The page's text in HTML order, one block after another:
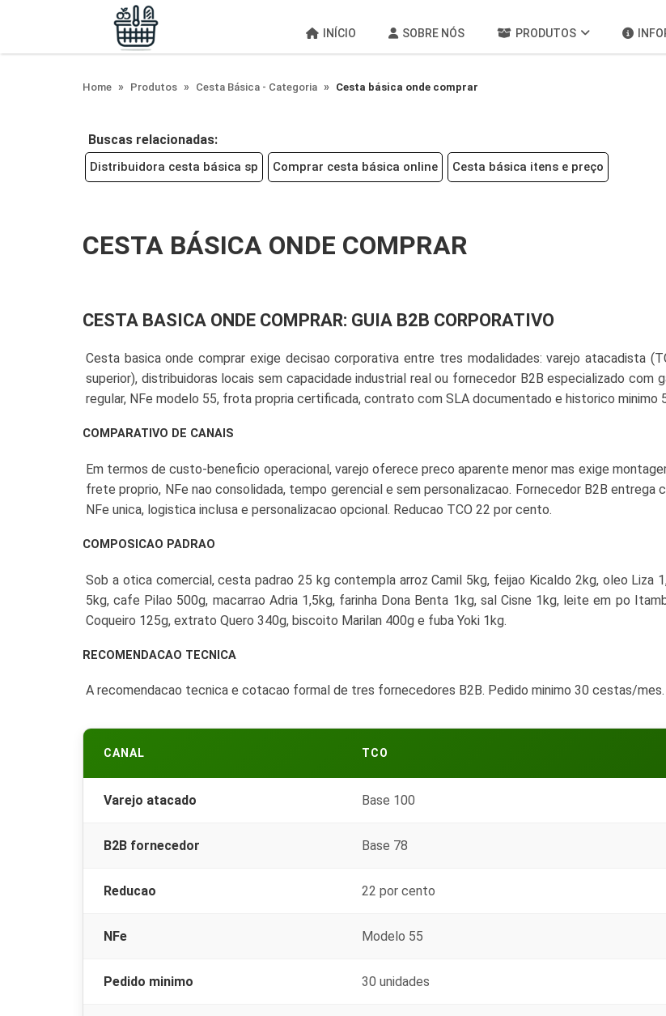
INÍCIO SOBRE NÓS PRODUTOS
Home Produtos Cesta Básica - Categoria Cesta básica onde comprar
Buscas relacionadas:
Distribuidora cesta básica sp Comprar cesta básica online Cesta básica itens e preço
CESTA BÁSICA ONDE COMPRAR
CESTA BASICA ONDE COMPRAR: GUIA B2B CORPORATIVO
Cesta basica onde comprar exige decisao corporativa entre tres modalidades: varejo atacadista
superior), distribuidoras locais sem capacidade industrial real ou fornecedor B2B especializado com
regular, NFe modelo 55, frota propria certificada, contrato com SLA documentado e historico minimo
COMPARATIVO DE CANAIS
Em termos de custo-beneficio operacional, varejo oferece preco aparente menor mas exige
frete proprio, NFe nao consolidada, tempo gerencial e sem personalizacao. Fornecedor B2B entrega
NFe unica, logistica inclusa e personalizacao opcional. Reducao TCO 22 por cento.
COMPOSICAO PADRAO
Sob a otica comercial, cesta padrao 25 kg contempla arroz Camil 5kg, feijao Kicaldo 2kg, oleo Liza
5kg, cafe Pilao 500g, macarrao Adria 1,5kg, farinha Dona Benta 1kg, sal Cisne 1kg, leite em po
Coqueiro 125g, extrato Quero 340g, biscoito Marilan 400g e fuba Yoki 1kg.
RECOMENDACAO TECNICA
A recomendacao tecnica e cotacao formal de tres fornecedores B2B. Pedido minimo 30 cestas/mes.
CANAL TCO
Varejo atacado Base 100
B2B fornecedor Base 78
Reducao 22 por cento
NFe Modelo 55
Pedido minimo 30 unidades